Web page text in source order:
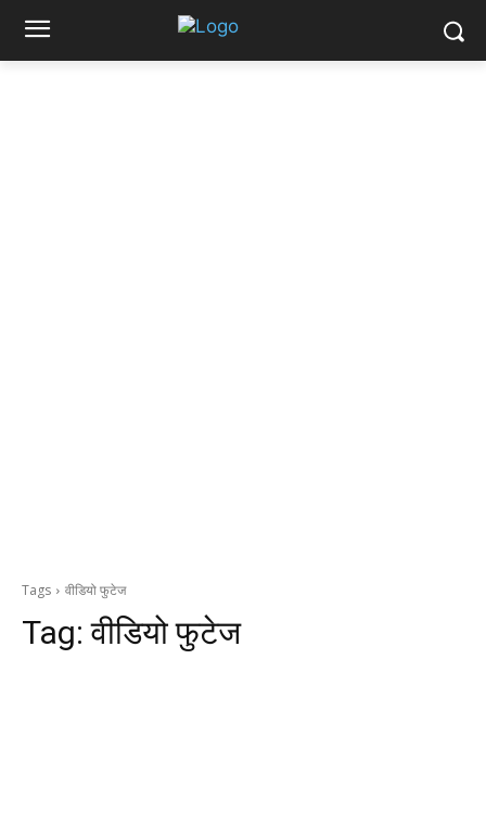
Tags वीडियो फुटेज
Tag:वीडियो फुटेज